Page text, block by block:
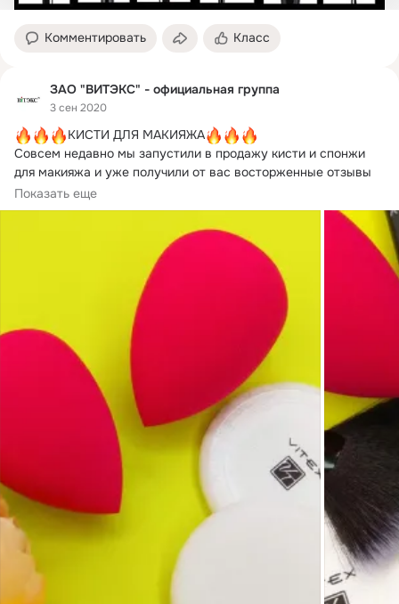
Комментировать Класс
ЗАО "ВИТЭКС" - официальная группа
3 сен 2020
КИСТИ ДЛЯ МАКИЯЖА
Совсем недавно мы запустили в продажу кисти и спонжи
для макияжа и уже получили от вас восторженные отзывы
Благодарим от всей души за ваш отклик
Показать еще